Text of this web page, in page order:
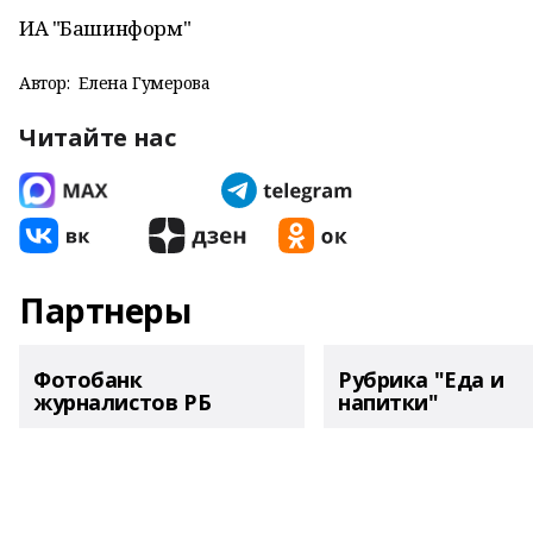
ИА "Башинформ"
Автор: Елена Гумерова
Читайте нас
Партнеры
Фотобанк
журналистов РБ
Рубрика "Еда и
напитки"